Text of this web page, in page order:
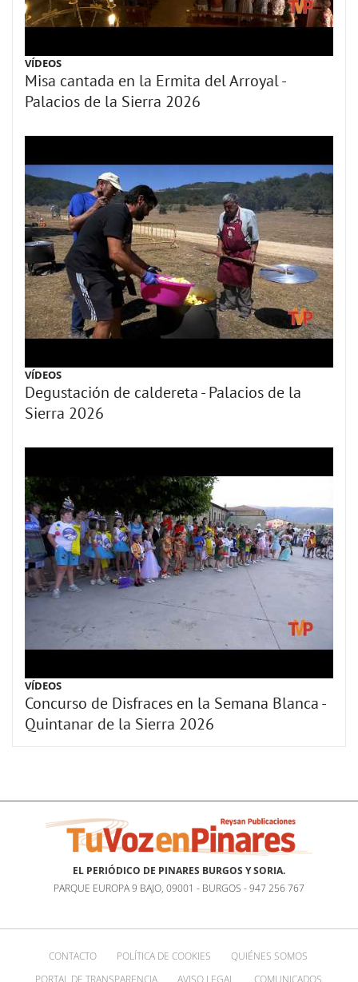
VÍDEOS
Misa cantada en la Ermita del Arroyal -
Palacios de la Sierra 2026
VÍDEOS
Degustación de caldereta - Palacios de la
Sierra 2026
VÍDEOS
Concurso de Disfraces en la Semana Blanca -
Quintanar de la Sierra 2026
EL PERIÓDICO DE PINARES BURGOS Y SORIA.
PARQUE EUROPA 9 BAJO, 09001 - BURGOS - 947 256 767
CONTACTO POLÍTICA DE COOKIES
QUIÉNES SOMOS